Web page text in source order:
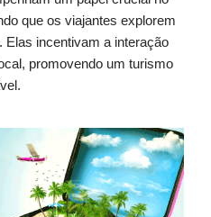
que os viajantes explorem
Elas incentivam a interação
promovendo um turismo